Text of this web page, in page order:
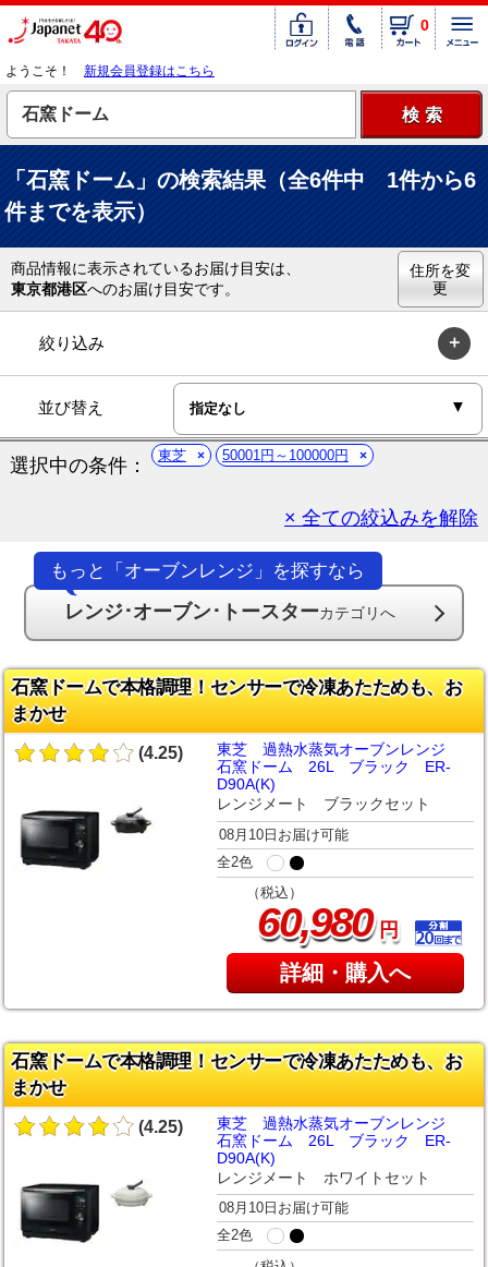
0
ようこそ！ 新規会員登録はこちら
「石窯ドーム」の検索結果（全6件中 1件から6
件までを表示）
商品情報に表示されているお届け目安は、
東京都港区へのお届け目安です。
住所を変
更
絞り込み
並び替え
選択中の条件： 東芝 50001円～100000円
× 全ての絞込みを解除
もっと「オーブンレンジ」を探すなら
レンジ･オーブン･トースターカテゴリへ
石窯ドームで本格調理！センサーで冷凍あたためも、お
まかせ
(4.25)
東芝 過熱水蒸気オーブンレンジ
石窯ドーム 26L ブラック ER-
D90A(K)
レンジメート ブラックセット
08月10日お届け可能
全2色
（税込）
60,980円
詳細・購入へ
石窯ドームで本格調理！センサーで冷凍あたためも、お
まかせ
(4.25)
東芝 過熱水蒸気オーブンレンジ
石窯ドーム 26L ブラック ER-
D90A(K)
レンジメート ホワイトセット
08月10日お届け可能
全2色